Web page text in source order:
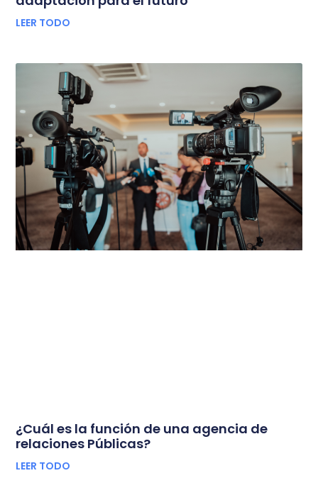
LEER TODO
¿Cuál es la función de una agencia de
relaciones Públicas?
LEER TODO